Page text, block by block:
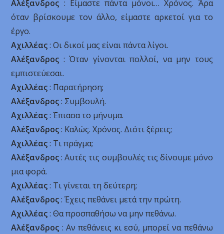
Αλέξανδρος : Είμαστε πάντα μόνοι… Χρόνος. Άρα
όταν βρίσκουμε τον άλλο, είμαστε αρκετοί για το
έργο.
Αχιλλέας: Οι δικοί μας είναι πάντα λίγοι.
Αλέξανδρος : Όταν γίνονται πολλοί, να μην τους
εμπιστεύεσαι.
Αχιλλέας: Παρατήρηση;
Αλέξανδρος: Συμβουλή.
Αχιλλέας: Έπιασα το μήνυμα.
Αλέξανδρος: Καλώς. Χρόνος. Διότι ξέρεις;
Αχιλλέας: Τι πράγμα;
Αλέξανδρος: Αυτές τις συμβουλές τις δίνουμε μόνο
μια φορά.
Αχιλλέας: Τι γίνεται τη δεύτερη;
Αλέξανδρος: Έχεις πεθάνει μετά την πρώτη.
Αχιλλέας: Θα προσπαθήσω να μην πεθάνω.
Αλέξανδρος : Αν πεθάνεις κι εσύ, μπορεί να πεθάνω